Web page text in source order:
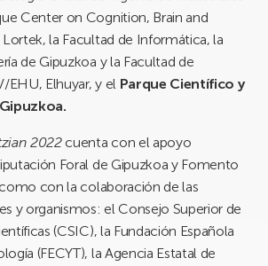
Center on Cognition, Brain and
Lortek, la Facultad de Informática, la
de Gipuzkoa y la Facultad de
EHU, Elhuyar, y el Parque Científico y
2022cuenta con el apoyo
Foral de Gipuzkoa y Fomento
como con la colaboración de las
y organismos: el Consejo Superior de
(CSIC), la Fundación Española
(FECYT), la Agencia Estatal de